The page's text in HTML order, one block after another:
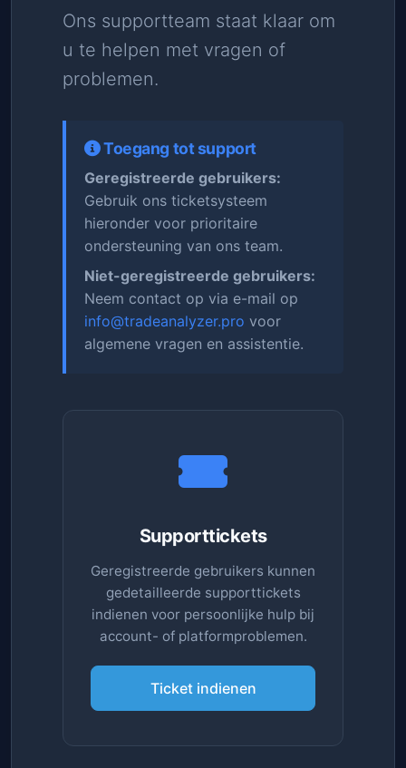
Ons supportteam staat klaar om
u te helpen met vragen of
problemen.
Toegang tot support
Geregistreerde gebruikers:
Gebruik ons ticketsysteem
hieronder voor prioritaire
ondersteuning van ons team.
Niet-geregistreerde gebruikers:
Neem contact op via e-mail op
info@tradeanalyzer.pro voor
algemene vragen en assistentie.
Supporttickets
Geregistreerde gebruikers kunnen
gedetailleerde supporttickets
indienen voor persoonlijke hulp bij
account- of platformproblemen.
Ticket indienen